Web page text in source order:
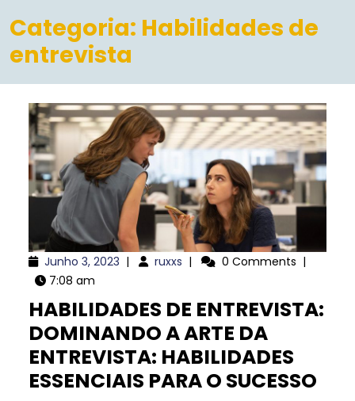
Categoria: Habilidades de
entrevista
Junho 3, 2023 Junho
| ruxxs ruxxs
| 0 Comments |
7:08 am
HABILIDADES DE ENTREVISTA:
DOMINANDO A ARTE DA
ENTREVISTA: HABILIDADES
ESSENCIAIS PARA O SUCESSO